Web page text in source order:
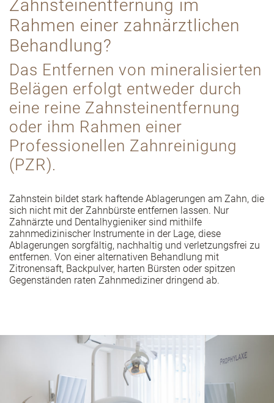
Zahnsteinentfernung im
Rahmen einer zahnärztlichen
Behandlung?
Das Entfernen von mineralisierten
Belägen erfolgt entweder durch
eine reine Zahnsteinentfernung
oder ihm Rahmen einer
Professionellen Zahnreinigung
(PZR).
Zahnstein bildet stark haftende Ablagerungen am Zahn, die
sich nicht mit der Zahnbürste entfernen lassen. Nur
Zahnärzte und Dentalhygieniker sind mithilfe
zahnmedizinischer Instrumente in der Lage, diese
Ablagerungen sorgfältig, nachhaltig und verletzungsfrei zu
entfernen. Von einer alternativen Behandlung mit
Zitronensaft, Backpulver, harten Bürsten oder spitzen
Gegenständen raten Zahnmediziner dringend ab.